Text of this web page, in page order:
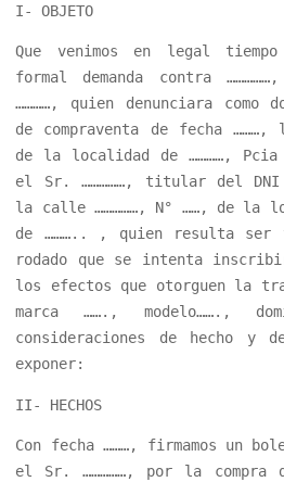
I- OBJETO
Que venimos en legal
formal demanda contra
…………, quien denunciara
de compraventa de fecha
de la localidad de …………,
el Sr. ……………, titular del DNI
la calle ……………, N° ……, de la
de ……….. , quien resulta
rodado que se intenta
los efectos que otorguen la
marca ……., modelo…….,
consideraciones de hecho y
exponer:
II- HECHOS
Con fecha ………, firmamos un
el Sr. ……………, por la compra